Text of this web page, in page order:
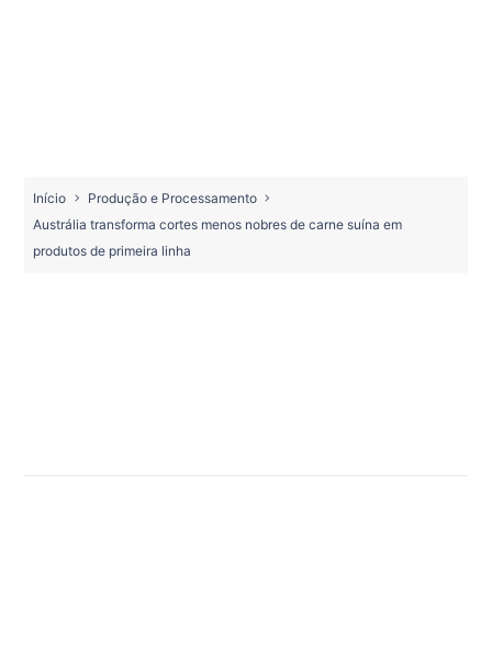
Início
Produção e Processamento
Austrália transforma cortes menos nobres de carne suína em
produtos de primeira linha